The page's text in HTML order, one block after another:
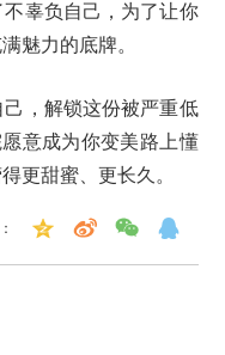
辜负自己，为了让你
魅力的底牌。
，解锁这份被严重低
意成为你变美路上懂
更甜蜜、更长久。